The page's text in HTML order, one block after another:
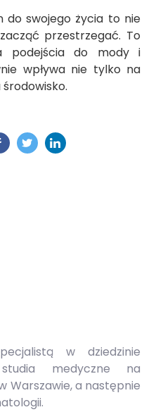
do swojego życia to nie
przestrzegać. To
podejścia do mody i
wpływa nie tylko na
w dziedzinie
studia medyczne na
Warszawie, a następnie